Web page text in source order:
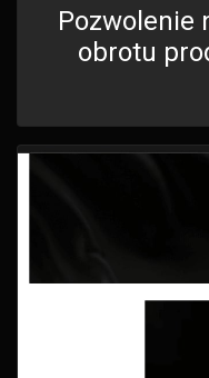
Pozwolenie
obrotu